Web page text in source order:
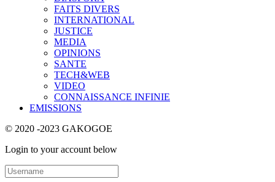
FAITS DIVERS
INTERNATIONAL
JUSTICE
MEDIA
OPINIONS
SANTE
TECH&WEB
VIDEO
CONNAISSANCE INFINIE
EMISSIONS
© 2020 -2023 GAKOGOE
Login to your account below